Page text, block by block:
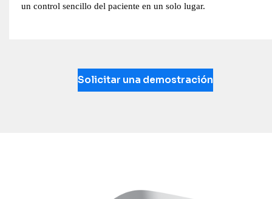
un control sencillo del paciente en un solo lugar.
Solicitar una demostración